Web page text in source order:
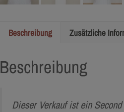
Beschreibung Zusätzliche
Beschreibung
Dieser Verkauf ist ein